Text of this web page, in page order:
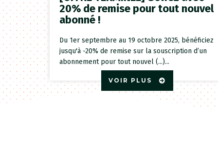
20% de remise pour tout nouvel
abonné !
Du 1er septembre au 19 octobre 2025, bénéficiez
jusqu'à -20% de remise sur la souscription d’un
abonnement pour tout nouvel (...)...
VOIR PLUS